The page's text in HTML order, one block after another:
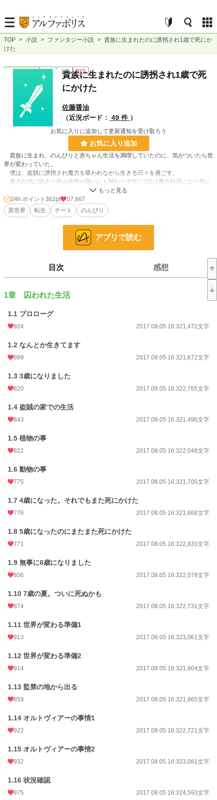
TOP > 小説 > ファンタジー小説 > 貴族に生まれたのに誘拐され1歳で死にか
けた
ファンタジー 完結 長編 R15
貴族に生まれたのに誘拐され1歳で死
にかけた
佐藤醤油
（近況ボード： 49 件 ）
お気に入りに追加して更新通知を受け取ろう
お気に入り追加
貴族に生まれ、のんびりと赤ちゃん生活を満喫していたのに、気がついたら世
界が変わっていた。
僕は、盗賊に誘拐され魔力を吸われながら生きる日々を過ごす。
魔力枯渇に陥ると死ぬ確率が高いにも関わらず年に1回は魔力枯渇になり死に
言葉が通じる様になって気がついたが、僕は他の人が持っていないステータス
を見る力を持ち、さらに異世界と思われる世界の知識を覗ける力を持っている。
この力を使って、いつか脱出し母親の元へと戻ることを夢見て過ごす。
小さい体でチートな力は使えない中、どうにか生きる知恵を出し生活する。
------------------------------------------------------------------
「転生者はめぐりあう」 始めました。
作者の暇つぶし、気分転換中の自己満足で公開する作品です。
誤字脱字、文面等気になる方はお気に入りを削除で対応してください。
小説 3,724 位 / 228,724 件
お気に入り 3,591
文字数
初回公開日時
初回完結日時 2018.04.27 07:00
週間ポイント
月間ポイント 25,849 pt (1,828 位)
年間ポイント
累計ポイント 3,155,578 pt (1,513 位)
24h.ポイント 362pt
57,667
異世界
転生 チート のんびり
アプリで読む
目次 感想
1章 囚われた生活
1.1 プロローグ
924 2017.08.05 16:321,472文字
1.2 なんとか生きてます
899 2017.08.05 16:321,672文字
1.3 3歳になりました
820 2017.08.05 16:322,765文字
1.4 盗賊の家での生活
843 2017.08.05 16:321,496文字
1.5 植物の事
822 2017.08.05 16:322,048文字
1.6 動物の事
775 2017.08.05 16:321,705文字
1.7 4歳になった。それでもまた死にかけた
776 2017.08.05 16:321,868文字
1.8 5歳になったのにまたまた死にかけた
771 2017.08.05 16:322,833文字
1.9 無事に6歳になりました
806 2017.08.05 16:322,079文字
1.10 7歳の夏。ついに死ぬかも
874 2017.08.05 16:322,731文字
1.11 世界が変わる準備1
913 2017.08.05 16:323,061文字
1.12 世界が変わる準備2
914 2017.08.05 16:321,904文字
1.13 監禁の地から出る
859 2017.08.05 16:321,865文字
1.14 オルトヴィアーの事情1
922 2017.08.05 16:322,721文字
1.15 オルトヴィアーの事情2
932 2017.08.05 16:323,081文字
1.16 状況確認
975 2017.08.05 16:324,593文字